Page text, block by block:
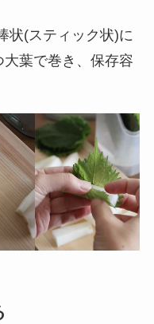
状(スティック状)に
葉で巻き、保存容